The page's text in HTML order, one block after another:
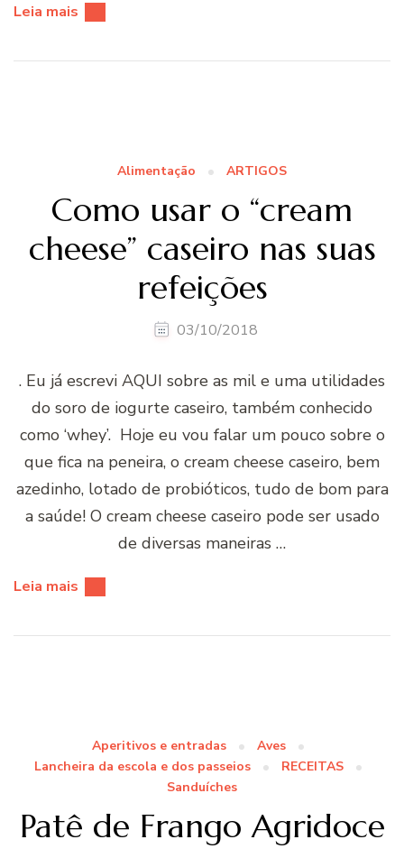
Leia mais
Alimentação ARTIGOS
Como usar o “cream
cheese” caseiro nas suas
refeições
03/10/2018
. Eu já escrevi AQUI sobre as mil e uma utilidades
do soro de iogurte caseiro, também conhecido
como ‘whey’. Hoje eu vou falar um pouco sobre o
que fica na peneira, o cream cheese caseiro, bem
azedinho, lotado de probióticos, tudo de bom para
a saúde! O cream cheese caseiro pode ser usado
de diversas maneiras …
Leia mais
Aperitivos e entradas
Aves
Lancheira da escola e dos passeios
RECEITAS
Sanduíches
Patê de Frango Agridoce